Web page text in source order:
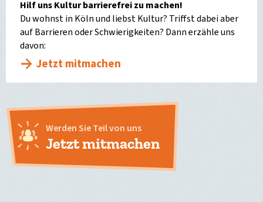
Hilf uns Kultur barrierefrei zu machen!
Du wohnst in Köln und liebst Kultur? Triffst dabei aber
auf Barrieren oder Schwierigkeiten? Dann erzähle uns
davon:
Jetzt mitmachen
Werden Sie Teil von uns
Jetzt mitmachen